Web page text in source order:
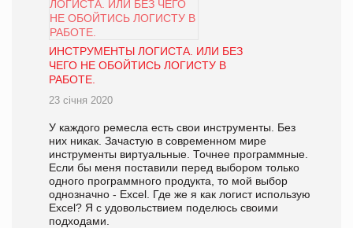
ИНСТРУМЕНТЫ ЛОГИСТА. ИЛИ БЕЗ
ЧЕГО НЕ ОБОЙТИСЬ ЛОГИСТУ В
РАБОТЕ.
23 січня 2020
У каждого ремесла есть свои инструменты. Без
них никак. Зачастую в современном мире
инструменты виртуальные. Точнее программные.
Если бы меня поставили перед выбором только
одного программного продукта, то мой выбор
однозначно - Excel. Где же я как логист использую
Excel? Я с удовольствием поделюсь своими
подходами.